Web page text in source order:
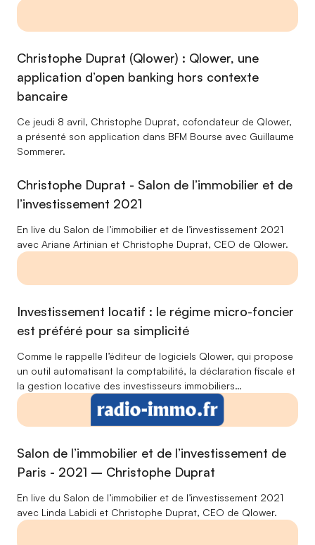
Christophe Duprat (Qlower) : Qlower, une
application d’open banking hors contexte
bancaire
Ce jeudi 8 avril, Christophe Duprat, cofondateur de Qlower,
a présenté son application dans BFM Bourse avec Guillaume
Sommerer.
Christophe Duprat - Salon de l’immobilier et de
l’investissement 2021
En live du Salon de l’immobilier et de l’investissement 2021
avec Ariane Artinian et Christophe Duprat, CEO de Qlower.
Investissement locatif : le régime micro-foncier
est préféré pour sa simplicité
Comme le rappelle l’éditeur de logiciels Qlower, qui propose
un outil automatisant la comptabilité, la déclaration fiscale et
la gestion locative des investisseurs immobiliers…
Salon de l’immobilier et de l’investissement de
Paris - 2021 – Christophe Duprat
En live du Salon de l’immobilier et de l’investissement 2021
avec Linda Labidi et Christophe Duprat, CEO de Qlower.